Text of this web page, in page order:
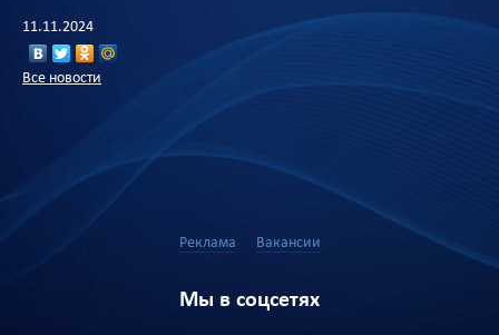
11.11.2024
Все новости
Реклама Вакансии
Мы в соцсетях